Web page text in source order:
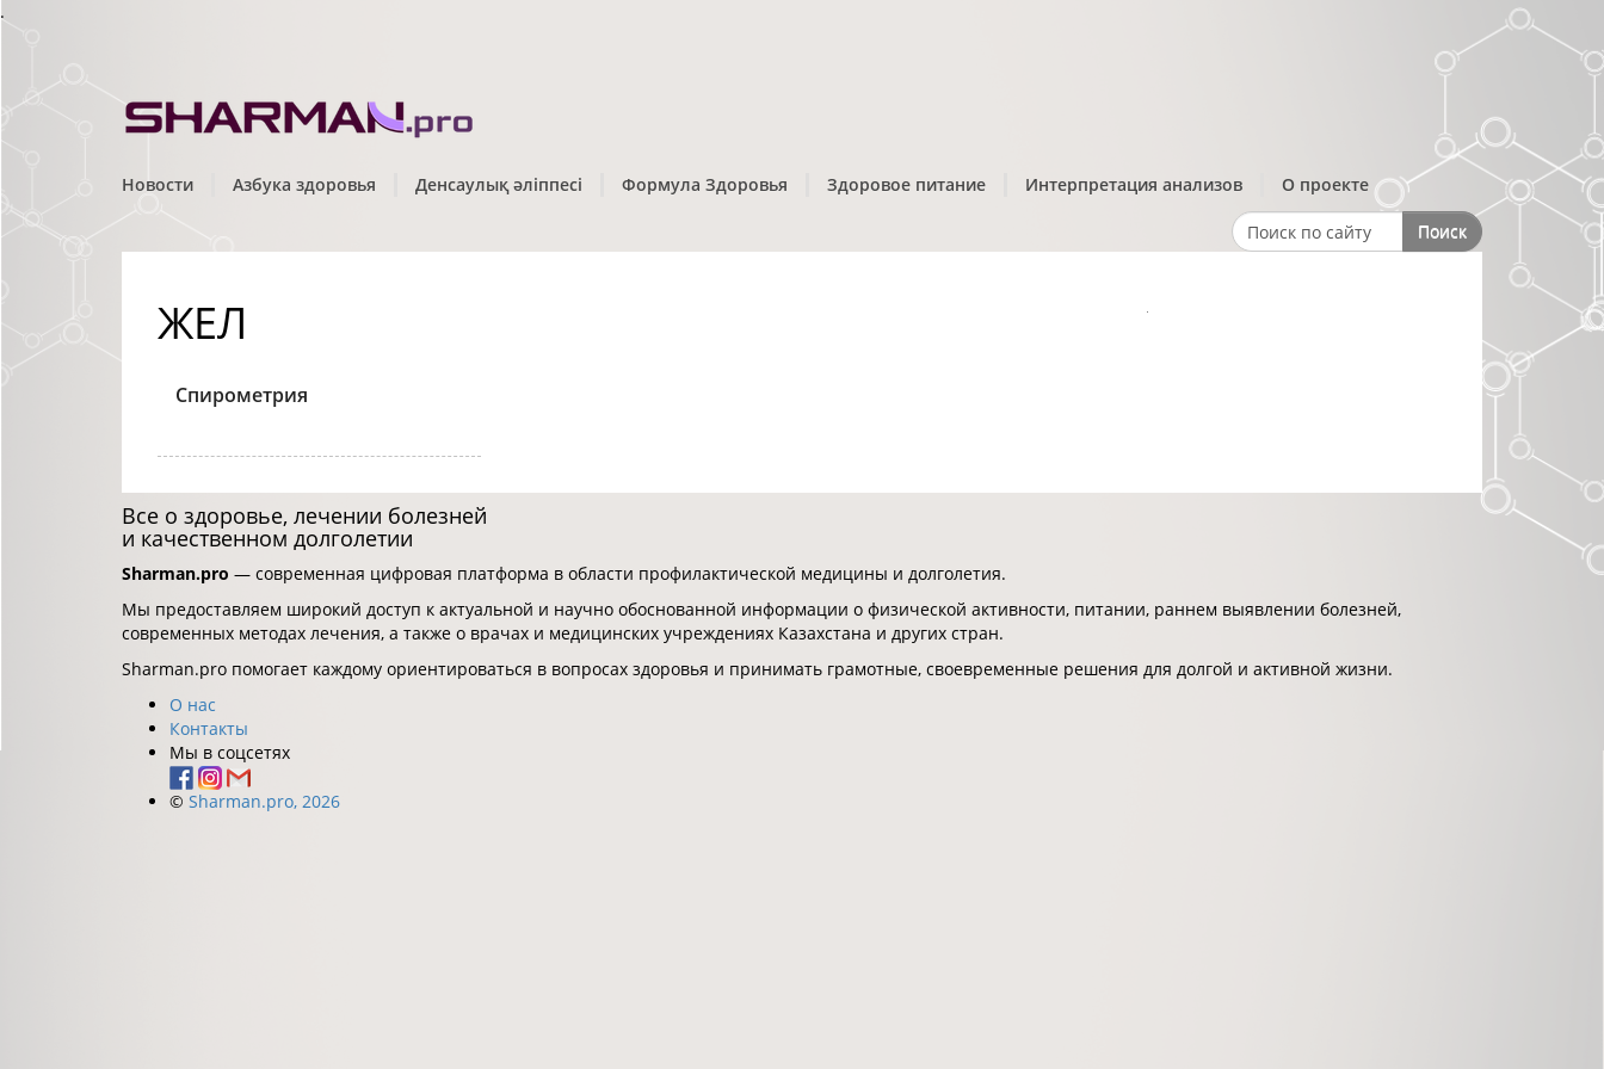
.
Новости Азбука здоровья Денсаулық әліппесі Формула Здоровья Здоровое питание Интерпретация анализов О проекте
Search formПоиск
ЖЕЛ
Спирометрия
Все о здоровье, лечении болезней
и качественном долголетии
Sharman.pro — современная цифровая платформа в области профилактической медицины и долголетия.
Мы предоставляем широкий доступ к актуальной и научно обоснованной информации о физической активности, питании, раннем выявлении болезней,
современных методах лечения, а также о врачах и медицинских учреждениях Казахстана и других стран.
Sharman.pro помогает каждому ориентироваться в вопросах здоровья и принимать грамотные, своевременные решения для долгой и активной жизни.
О нас
Контакты
Мы в соцсетях
© Sharman.pro, 2026